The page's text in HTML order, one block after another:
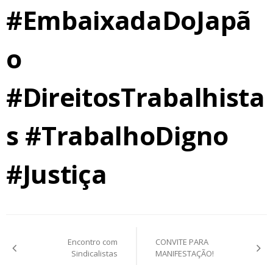
#EmbaixadaDoJapã
o
#DireitosTrabalhista
s #TrabalhoDigno
#Justiça
de
Encontro com
Sindicalistas
CONVITE PARA
MANIFESTAÇÃO!